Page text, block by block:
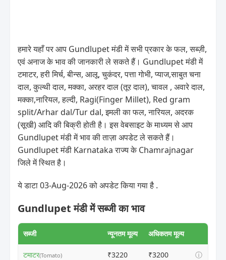
हमारे यहाँ पर आप Gundlupet मंडी में सभी प्रकार के फल, सब्ज़ी,
एवं अनाज के भाव की जानकारी ले सकते हैं। Gundlupet मंडी में
टमाटर, हरी मिर्च, बीन्स, आलू, चुकंदर, पत्ता गोभी, प्याज,साबुत चना
दाल, कुल्थी दाल, मक्का, अरहर दाल (तूर दाल), चावल , अवारे दाल,
मक्का,नारियल, हल्दी, Ragi(Finger Millet), Red gram
split/Arhar dal/Tur dal, इमली का फल, नारियल, अदरक
(सूखी) आदि की बिक्री होती है। इस वेबसाइट के माध्यम से आप
Gundlupet मंडी में भाव की ताज़ा अपडेट ले सकते हैं।
Gundlupet मंडी Karnataka राज्य के Chamrajnagar
जिले में स्थित है।
ये डाटा 03-Aug-2026 को अपडेट किया गया है .
Gundlupet मंडी में सब्जी का भाव
सब्जी न्यूनतम मूल्य अधिकतम मूल्य
टमाटर(Tomato) ₹3220 ₹3200 ⓘ